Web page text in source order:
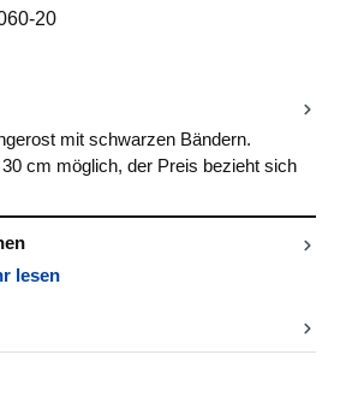
20
mit schwarzen Bändern.
cm möglich, der Preis bezieht sich
lesen